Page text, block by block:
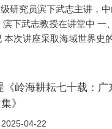
研究员滨下武志主讲，
下武志教授在讲堂中 一
本次讲座采取海域世界史
《岭海耕耘七十载：广
》
2025-04-22